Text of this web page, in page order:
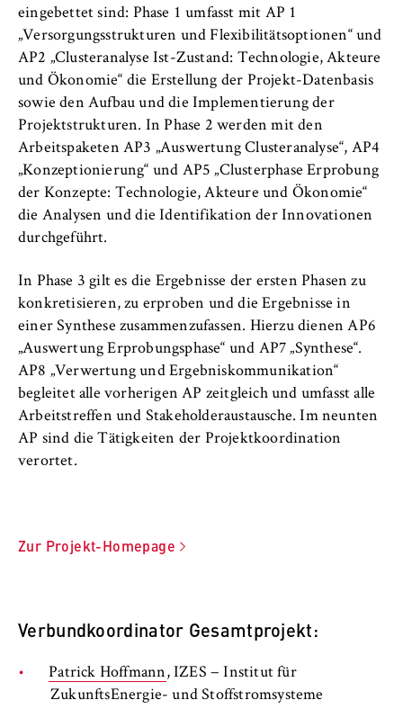
eingebettet sind: Phase 1 umfasst mit AP 1
„Versorgungsstrukturen und Flexibilitätsoptionen“ und
AP2 „Clusteranalyse Ist-Zustand: Technologie, Akteure
und Ökonomie“ die Erstellung der Projekt-Datenbasis
sowie den Aufbau und die Implementierung der
Projektstrukturen. In Phase 2 werden mit den
Arbeitspaketen AP3 „Auswertung Clusteranalyse“, AP4
„Konzeptionierung“ und AP5 „Clusterphase Erprobung
der Konzepte: Technologie, Akteure und Ökonomie“
die Analysen und die Identifikation der Innovationen
durchgeführt.
In Phase 3 gilt es die Ergebnisse der ersten Phasen zu
konkretisieren, zu erproben und die Ergebnisse in
einer Synthese zusammenzufassen. Hierzu dienen AP6
„Auswertung Erprobungsphase“ und AP7 „Synthese“.
AP8 „Verwertung und Ergebniskommunikation“
begleitet alle vorherigen AP zeitgleich und umfasst alle
Arbeitstreffen und Stakeholderaustausche. Im neunten
AP sind die Tätigkeiten der Projektkoordination
verortet.
Zur Projekt-Homepage
Verbundkoordinator Gesamtprojekt:
Patrick Hoffmann, IZES − Institut für
ZukunftsEnergie- und Stoffstromsysteme
Name:
_pk_id, _pk_ses, _pk_ref
Anbieter:
Matomo
Zweck:
Ermöglicht die anonyme Analyse Ihres
Nutzerverhaltens auf unserer Website, um
unser Angebot fortlaufend zu verbessern.
Hierzu werden Cookies gesetzt, die uns
helfen zu verstehen, welche Seiten am
häufigsten besucht werden.
Cookie Laufzeit:
bis zu 13 Monate